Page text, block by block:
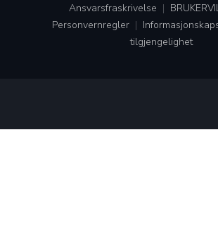
Ansvarsfraskrivelse
((åpner i et nytt vindu))
Personvernregler
((åpner i et nytt vindu))
tilgjengelighet
((åpner i et